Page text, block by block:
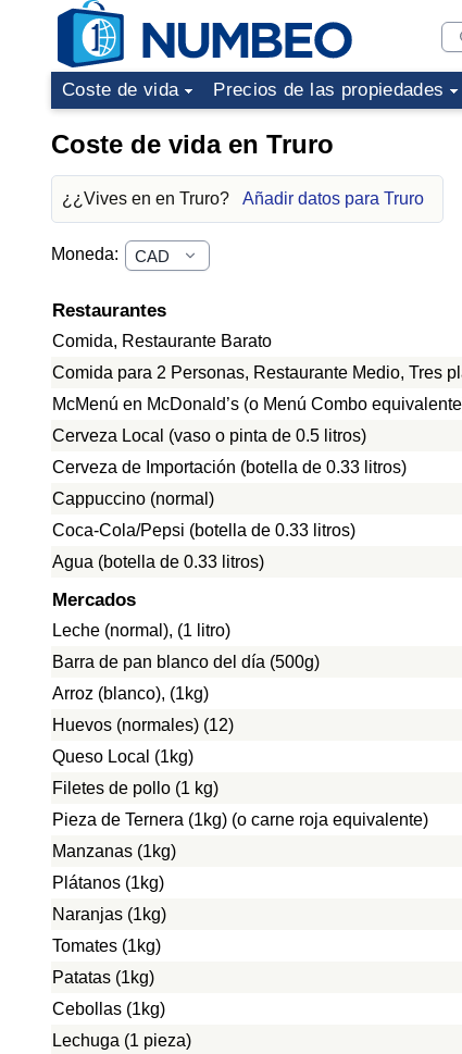
Coste de vida Precios de las propiedades
Coste de vida en Truro
¿¿Vives en en Truro? Añadir datos para Truro
Moneda:
Restaurantes
Comida, Restaurante Barato
Comida para 2 Personas, Restaurante Medio, Tres
McMenú en McDonald’s (o Menú Combo
Cerveza Local (vaso o pinta de 0.5 litros)
Cerveza de Importación (botella de 0.33 litros)
Cappuccino (normal)
Coca-Cola/Pepsi (botella de 0.33 litros)
Agua (botella de 0.33 litros)
Mercados
Leche (normal), (1 litro)
Barra de pan blanco del día (500g)
Arroz (blanco), (1kg)
Huevos (normales) (12)
Queso Local (1kg)
Filetes de pollo (1 kg)
Pieza de Ternera (1kg) (o carne roja equivalente)
Manzanas (1kg)
Plátanos (1kg)
Naranjas (1kg)
Tomates (1kg)
Patatas (1kg)
Cebollas (1kg)
Lechuga (1 pieza)